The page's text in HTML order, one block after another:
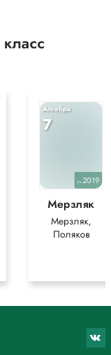
Алгебра
7
уч.2019
Мерзляк
Мерзляк,
Поляков